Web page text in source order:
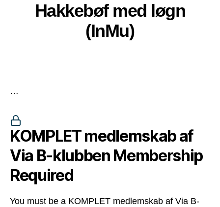
Hakkebøf med løgn
(InMu)
…
KOMPLET medlemskab af
Via B-klubben Membership
Required
You must be a KOMPLET medlemskab af Via B-